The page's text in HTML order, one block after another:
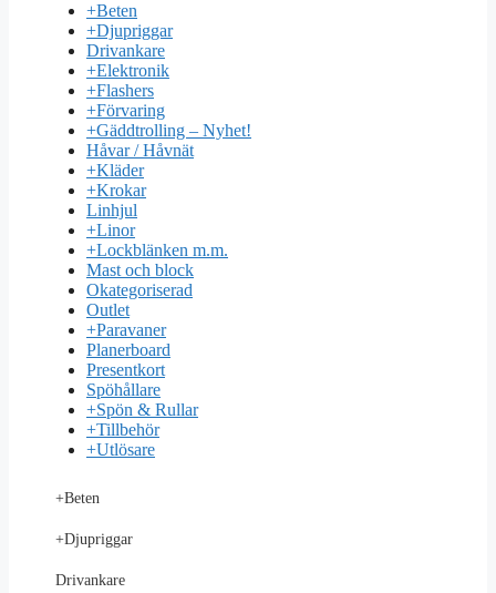
+Beten
+Djupriggar
Drivankare
+Elektronik
+Flashers
+Förvaring
+Gäddtrolling – Nyhet!
Håvar / Håvnät
+Kläder
+Krokar
Linhjul
+Linor
+Lockblänken m.m.
Mast och block
Okategoriserad
Outlet
+Paravaner
Planerboard
Presentkort
Spöhållare
+Spön & Rullar
+Tillbehör
+Utlösare
+Beten
+Djupriggar
Drivankare